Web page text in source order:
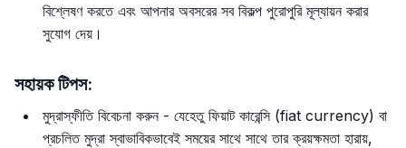
বিশ্লেষণ করতে এবং আপনার অবসরের সব বিকল্প পুরোপুরি মূল্যায়ন করার
সুযোগ দেয়।
সহায়ক টিপস:
মুদ্রাস্ফীতি বিবেচনা করুন - যেহেতু ফিয়াট কারেন্সি (fiat currency) বা
প্রচলিত মুদ্রা স্বাভাবিকভাবেই সময়ের সাথে সাথে তার ক্রয়ক্ষমতা হারায়,